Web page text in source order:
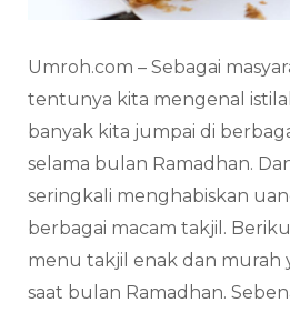
Umroh.com – Sebagai
tentunya kita mengenal
banyak kita jumpai di
selama bulan Ramadhan.
seringkali menghabiskan
berbagai macam takjil.
menu takjil enak dan murah
saat bulan Ramadhan.